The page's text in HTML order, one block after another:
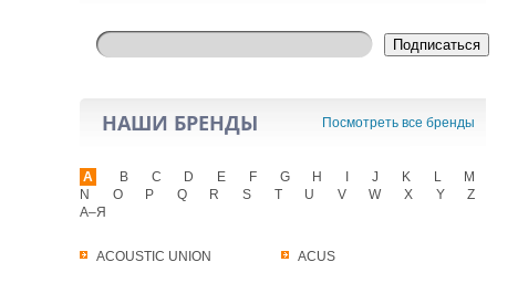
Подписаться
НАШИ БРЕНДЫ Посмотреть все бренды
A
ACOUSTIC UNION ACUS
B C D E F G H J K L
M
N
O P Q R S T U V W X Y
Z
А–Я